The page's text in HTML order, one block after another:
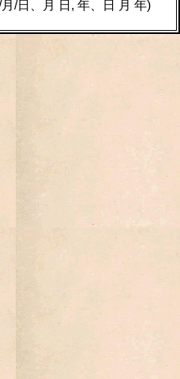
/日、月 日, 年、日 月 年)